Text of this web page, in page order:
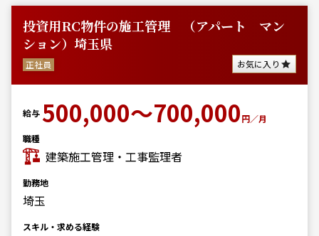
投資用RC物件の施工管理 （アパート マン
ション）埼玉県
正社員 お気に入り
給与 500,000～700,000円／月
職種
建築施工管理・工事監理者
勤務地
埼玉
スキル・求める経験